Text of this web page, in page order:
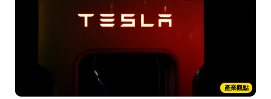
產業觀點